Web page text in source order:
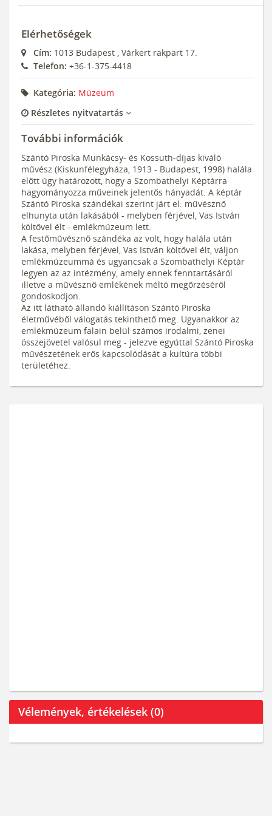
Elérhetőségek
Cím: 1013 Budapest , Várkert rakpart 17.
Telefon: +36-1-375-4418
Kategória: Múzeum
Részletes nyitvatartás
További információk
Szántó Piroska Munkácsy- és Kossuth-díjas kiváló
művész (Kiskunfélegyháza, 1913 - Budapest, 1998) halála
előtt úgy határozott, hogy a Szombathelyi Képtárra
hagyományozza műveinek jelentős hányadát. A képtár
Szántó Piroska szándékai szerint járt el: művésznő
elhunyta után lakásából - melyben férjével, Vas István
költővel élt - emlékmúzeum lett.
A festőművésznő szándéka az volt, hogy halála után
lakása, melyben férjével, Vas István költővel élt, váljon
emlékmúzeummá és ugyancsak a Szombathelyi Képtár
legyen az az intézmény, amely ennek fenntartásáról
illetve a művésznő emlékének méltó megőrzéséről
gondoskodjon.
Az itt látható állandó kiállításon Szántó Piroska
életművéből válogatás tekinthető meg. Ugyanakkor az
emlékmúzeum falain belül számos irodalmi, zenei
összejövetel valósul meg - jelezve egyúttal Szántó Piroska
művészetének erős kapcsolódását a kultúra többi
területéhez.
Vélemények, értékelések (0)